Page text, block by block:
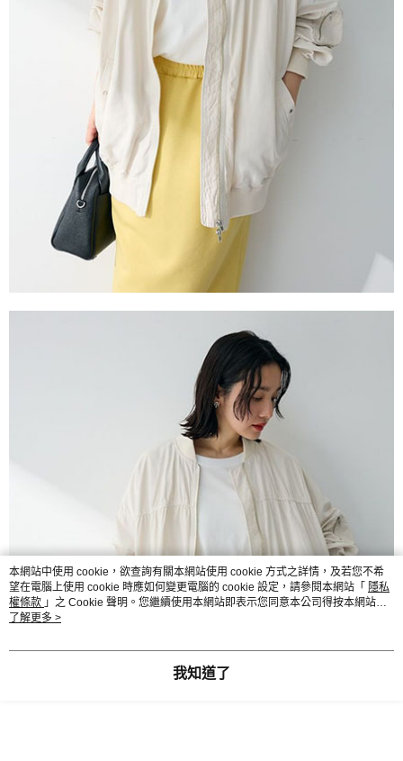
本網站中使用 cookie，欲查詢有關本網站使用 cookie 方式之詳情，及若您不希
望在電腦上使用 cookie 時應如何變更電腦的 cookie 設定，請參閱本網站「 隱私
權條款 」之 Cookie 聲明。您繼續使用本網站即表示您同意本公司得按本網站使
用條款之 Cookie 聲明使用 cookie。
了解更多 >
我知道了